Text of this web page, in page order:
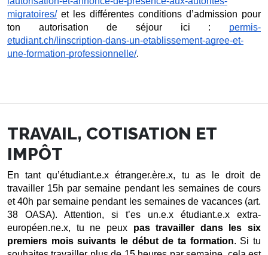
migratoires/ et les différentes conditions d’admission pour
ton autorisation de séjour ici : permis-
etudiant.ch/linscription-dans-un-etablissement-agree-et-
une-formation-professionnell e/.
TRAVAIL, COTISATION ET
IMPÔT
En tant qu’étudiant.e.x étranger.ère.x, tu as le droit de
travailler 15h par semaine pendant les semaines de cours
et 40h par semaine pendant les semaines de vacances (art.
38 OASA). Attention, si t’es un.e.x étudiant.e.x extra-
européen.ne.x, tu ne peux pas travailler dans les six
premiers mois suivants le début de ta formation. Si tu